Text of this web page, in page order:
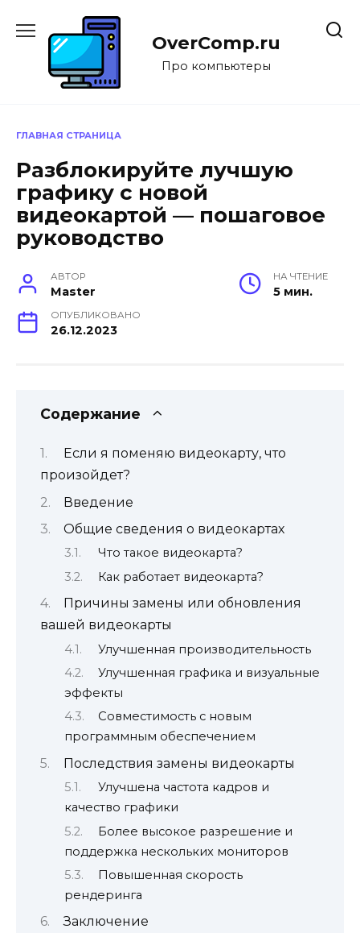
содержанию
OverComp.ru
Про компьютеры
ГЛАВНАЯ СТРАНИЦА
Разблокируйте лучшую
графику с новой
видеокартой — пошаговое
руководство
АВТОР
Master
НА ЧТЕНИЕ
5 мин.
ОПУБЛИКОВАНО
26.12.2023
Содержание
Если я поменяю видеокарту, что
произойдет?
Введение
Общие сведения о видеокартах
Что такое видеокарта?
Как работает видеокарта?
Причины замены или обновления
вашей видеокарты
Улучшенная производительность
Улучшенная графика и визуальные
эффекты
Совместимость с новым
программным обеспечением
Последствия замены видеокарты
Улучшена частота кадров и
качество графики
Более высокое разрешение и
поддержка нескольких мониторов
Повышенная скорость
рендеринга
Заключение